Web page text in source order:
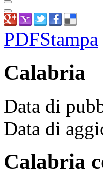
PDFStampa
Calabria
Data di
Data di
Calabria